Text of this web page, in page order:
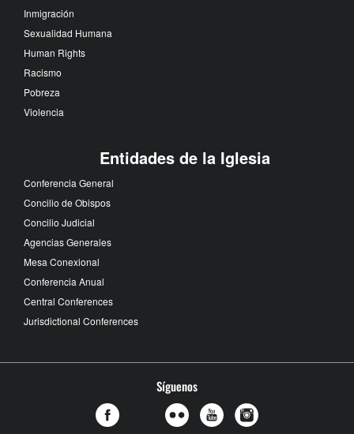
Inmigración
Sexualidad Humana
Human Rights
Racismo
Pobreza
Violencia
Entidades de la Iglesia
Conferencia General
Concilio de Obispos
Concilio Judicial
Agencias Generales
Mesa Conexional
Conferencia Anual
Central Conferences
Jurisdictional Conferences
Síguenos